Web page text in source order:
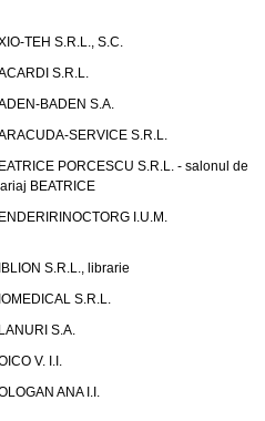
TEH S.R.L., S.C.
S.R.L.
BADEN S.A.
SERVICE S.R.L.
PORCESCU S.R.L. - salonul de
BEATRICE
I.U.M.
S.R.L., librarie
S.R.L.
S.A.
V. I.I.
ANA I.I.